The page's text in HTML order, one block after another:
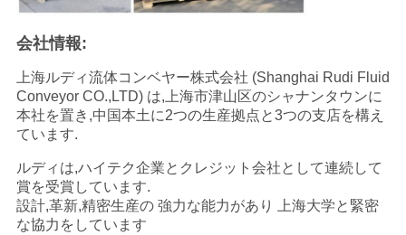
会社情報:
上海ルディ流体コンベヤー株式会社 (Shanghai Rudi Fluid
Conveyor CO.,LTD) は,上海市津山区のシャナンタウンに
本社を置き,中国本土に2つの生産拠点と3つの支店を構え
ています.
ルディは,ハイテク企業とクレジット会社として連続して
賞を受賞しています.
設計,革新,精密生産の 強力な能力があり 上海大学と緊密
な協力をしています